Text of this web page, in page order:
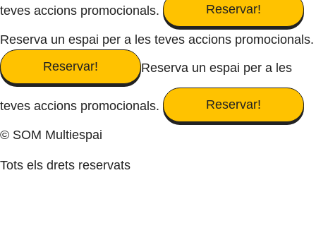
teves accions promocionals. Reservar!
Reserva un espai per a les teves accions promocionals.
Reservar!
Reserva un espai per a les
teves accions promocionals. Reservar!
© SOM Multiespai
Tots els drets reservats